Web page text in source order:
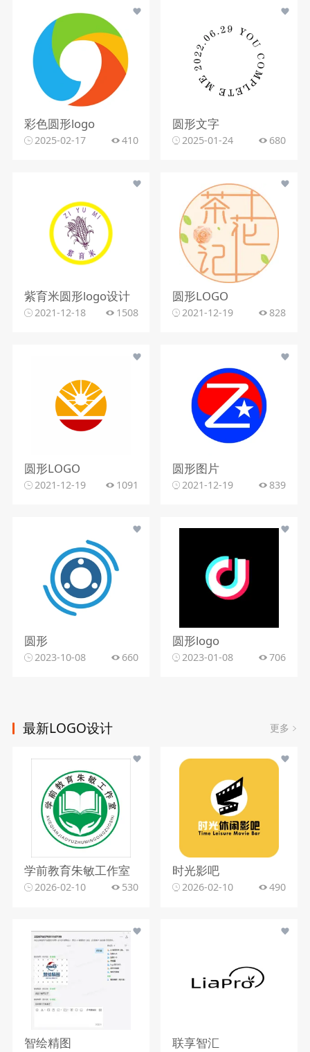
彩色圆形logo
2025-02-17 410
圆形文字
2025-01-24 680
紫育米圆形logo设计
2021-12-18 1508
圆形LOGO
2021-12-19 828
圆形LOGO
2021-12-19 1091
圆形图片
2021-12-19 839
圆形
2023-10-08 660
圆形logo
2023-01-08 706
最新LOGO设计 更多
学前教育朱敏工作室
2026-02-10 530
时光影吧
2026-02-10 490
智绘精图 联享智汇